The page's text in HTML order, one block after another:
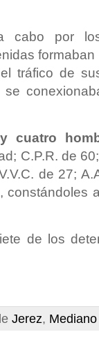
cabo por
tráfico de
se
cuatro
C.P.R. de
de 27;
constándoles
de los
Jerez,